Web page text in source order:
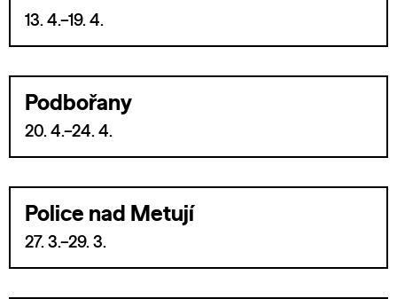
13. 4.–19. 4.
Podbořany
20. 4.–24. 4.
Police nad Metují
27. 3.–29. 3.